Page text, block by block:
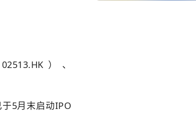
02513.HK）、
5月末启动IPO